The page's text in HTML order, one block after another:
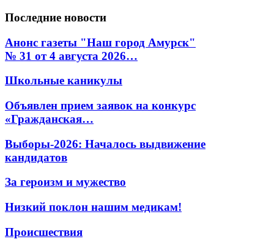
Последние новости
Анонс газеты "Наш город Амурск"
№ 31 от 4 августа 2026…
Школьные каникулы
Объявлен прием заявок на конкурс
«Гражданская…
Выборы-2026: Началось выдвижение
кандидатов
За героизм и мужество
Низкий поклон нашим медикам!
Происшествия